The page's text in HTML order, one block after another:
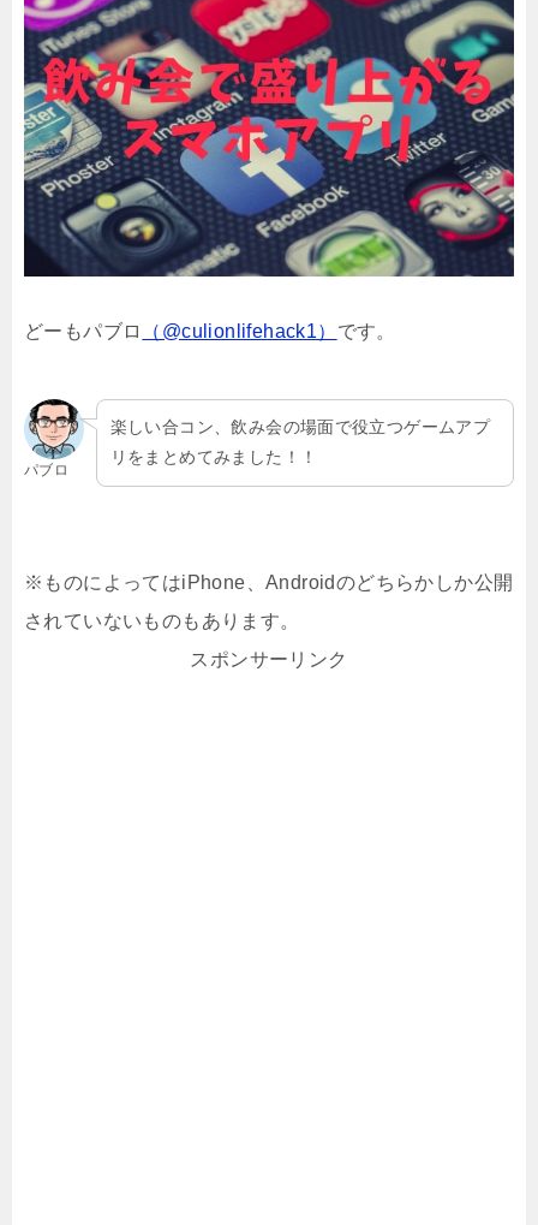
どーもパブロ （@culionlifehack1） です。
パブロ
楽しい合コン、飲み会の場面で役立つゲームアプ
リをまとめてみました！！
※ものによってはiPhone、Androidのどちらかしか公開
されていないものもあります。
スポンサーリンク